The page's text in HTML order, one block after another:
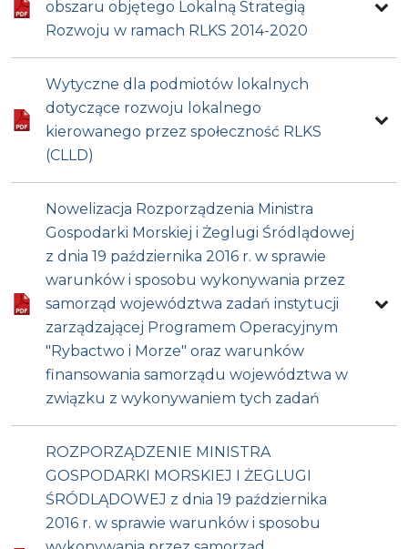
obszaru objętego Lokalną Strategią
Rozwoju w ramach RLKS 2014-2020
Wytyczne dla podmiotów lokalnych
dotyczące rozwoju lokalnego
kierowanego przez społeczność RLKS
(CLLD)
Nowelizacja Rozporządzenia Ministra
Gospodarki Morskiej i Żeglugi Śródlądowej
z dnia 19 października 2016 r. w sprawie
warunków i sposobu wykonywania przez
samorząd województwa zadań instytucji
zarządzającej Programem Operacyjnym
"Rybactwo i Morze" oraz warunków
finansowania samorządu województwa w
związku z wykonywaniem tych zadań
ROZPORZĄDZENIE MINISTRA
GOSPODARKI MORSKIEJ I ŻEGLUGI
ŚRÓDLĄDOWEJ z dnia 19 października
2016 r. w sprawie warunków i sposobu